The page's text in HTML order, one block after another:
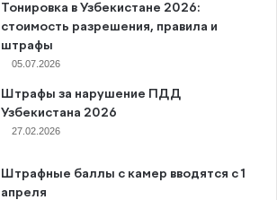
Тонировка в Узбекистане 2026:
стоимость разрешения, правила и
штрафы
05.07.2026
Штрафы за нарушение ПДД
Узбекистана 2026
27.02.2026
Штрафные баллы с камер вводятся с 1
апреля